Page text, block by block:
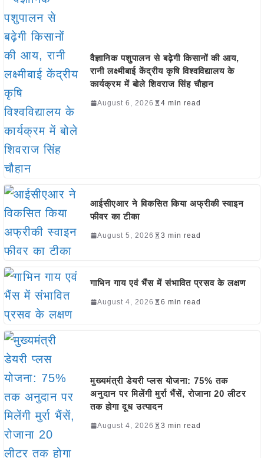
वैज्ञानिक पशुपालन से बढ़ेगी किसानों की आय,
रानी लक्ष्मीबाई केंद्रीय कृषि विश्वविद्यालय के
कार्यक्रम में बोले शिवराज सिंह चौहान
August 6, 2026 4 min read
आईसीएआर ने विकसित किया अफ्रीकी स्वाइन
फीवर का टीका
August 5, 2026 3 min read
गाभिन गाय एवं भैंस में संभावित प्रसव के लक्षण
August 4, 2026 6 min read
मुख्यमंत्री डेयरी प्लस योजना: 75% तक
अनुदान पर मिलेंगी मुर्रा भैंसें, रोजाना 20 लीटर
तक होगा दूध उत्पादन
August 4, 2026 3 min read